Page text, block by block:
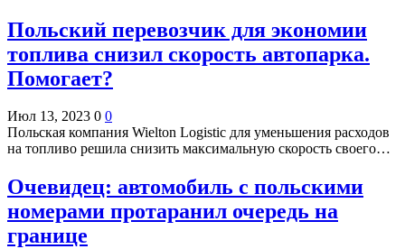
Польский перевозчик для экономии
топлива снизил скорость автопарка.
Помогает?
Июл 13, 2023 0 0
Польская компания Wielton Logistic для уменьшения расходов
на топливо решила снизить максимальную скорость своего…
Очевидец: автомобиль с польскими
номерами протаранил очередь на
границе